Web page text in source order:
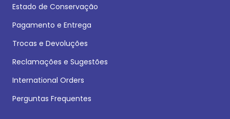
Estado de Conservação
Pagamento e Entrega
Trocas e Devoluções
Reclamações e Sugestões
International Orders
Perguntas Frequentes